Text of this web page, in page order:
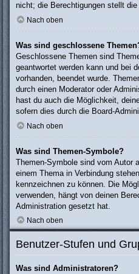
nicht; die Berechtigungen stellt
Nach oben
Was sind geschlossene
Geschlossene Themen sind
geantwortet werden kann und bei
vorhanden, beendet wurde.
durch einen Moderator oder
hast du auch die Möglichkeit,
sofern dies durch die Board-
Nach oben
Was sind Themen-Symbole?
Themen-Symbole sind vom Autor
einem Thema in Verbindung
kennzeichnen zu können. Die
verwenden, hängt von deinen
Administration gesetzt hat.
Nach oben
Benutzer-Stufen und
Was sind Administratoren?